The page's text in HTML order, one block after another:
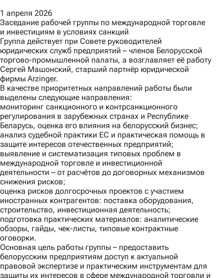
1 апреля 2026
Заседание рабочей группы по международной торговле
и инвестициям в условиях санкций
Группа действует при Совете руководителей
юридических служб предприятий – членов Белорусской
торгово-промышленной палаты, а возглавляет её работу
Сергей Машонский, старший партнёр юридической
фирмы Arzinger.
В качестве приоритетных направлений работы были
выделены следующие направления:
мониторинг санкционного и контрсанкционного
регулирования в зарубежных странах и Республике
Беларусь, оценка его влияния на белорусский бизнес;
анализ судебной практики ЕС и практическая помощь в
защите интересов отечественных предприятий;
выявление и систематизация типовых проблем в
международной торговле и инвестиционной
деятельности – от расчётов до договорных механизмов
снижения рисков;
оценка рисков долгосрочных проектов с участием
иностранных контрагентов: поставка оборудования,
строительство, инвестиционная деятельность;
подготовка практических материалов: аналитические
обзоры, гайды, чек-листы, типовые контрактные
оговорки.
Основная цель работы группы – предоставить
белорусским предприятиям доступ к актуальной
правовой экспертизе и практическим инструментам для
защиты их интересов в сфере международной торговли и